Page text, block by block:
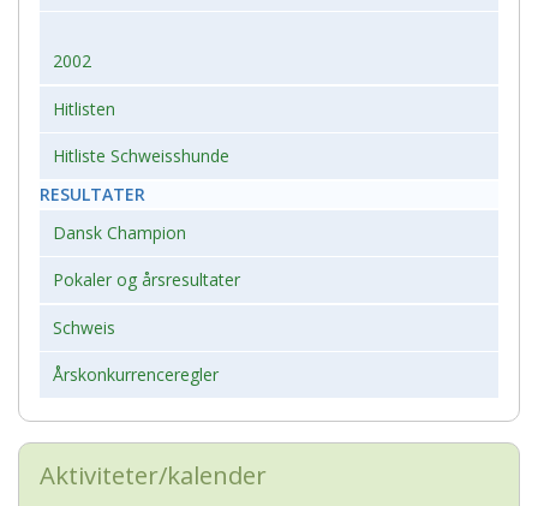
2002
Hitlisten
Hitliste Schweisshunde
RESULTATER
Dansk Champion
Pokaler og årsresultater
Schweis
Årskonkurrenceregler
Aktiviteter/kalender